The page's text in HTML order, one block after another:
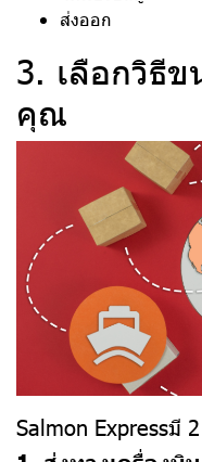
ส่งออก
3. เลือกวิธีข
คุณ
Salmon Expressมี